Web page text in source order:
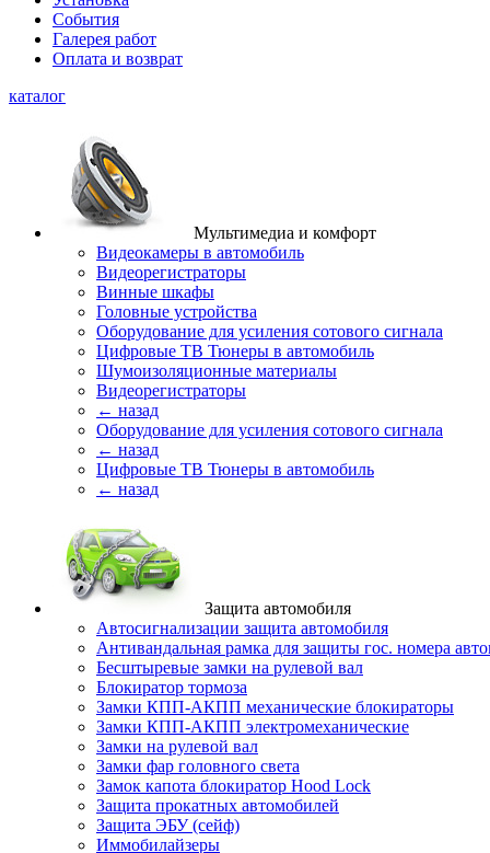
События
Галерея работ
Оплата и возврат
каталог
Мультимедиа и комфорт
Видеокамеры в автомобиль
Видеорегистраторы
Винные шкафы
Головные устройства
Оборудование для усиления сотового сигнала
Цифровые ТВ Тюнеры в автомобиль
Шумоизоляционные материалы
Видеорегистраторы
← назад
Оборудование для усиления сотового сигнала
← назад
Цифровые ТВ Тюнеры в автомобиль
← назад
Защита автомобиля
Автосигнализации защита автомобиля
Антивандальная рамка для защиты гос. номера
Бесштыревые замки на рулевой вал
Блокиратор тормоза
Замки КПП-АКПП механические блокираторы
Замки КПП-АКПП электромеханические
Замки на рулевой вал
Замки фар головного света
Замок капота блокиратор Hood Lock
Защита прокатных автомобилей
Защита ЭБУ (сейф)
Иммобилайзеры